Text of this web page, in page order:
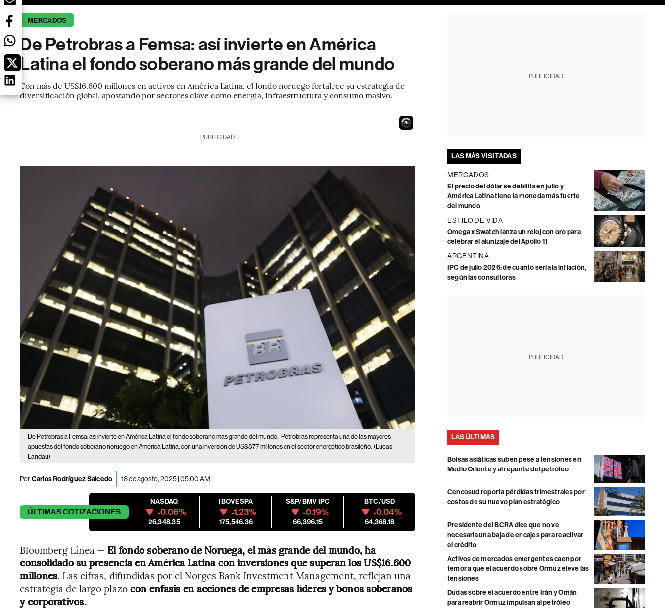
MERCADOS
De Petrobras a Femsa: así invierte en América
Latina el fondo soberano más grande del mundo
Con más de US$16.600 millones en activos en América Latina, el fondo noruego fortalece su estrategia de
diversificación global, apostando por sectores clave como energía, infraestructura y consumo masivo.
24
PUBLICIDAD
De Petrobras a Femsa: así invierte en América Latina el fondo soberano más grande del mundo. Petrobras representa una de las mayores
apuestas del fondo soberano noruego en América Latina, con una inversión de US$877 millones en el sector energético brasileño. (Lucas
Landau)
PorCarlos Rodríguez Salcedo 18 de agosto, 2025 | 05:00 AM
ÚLTIMASCOTIZACIONES
NASDAQ
-0.06%
26,348.35
IBOVESPA
-1.23%
175,546.36
S&P/BMV IPC
-0.19%
66,396.15
BTC/USD
-0.04%
64,368.18
Bloomberg Línea — El fondo soberano de Noruega, el más grande del mundo, ha
consolidado su presencia en América Latina con inversiones que superan los US$16.600
millones. Las cifras, difundidas por el Norges Bank Investment Management, reflejan una
estrategia de largo plazocon énfasis en acciones de empresas líderes y bonos soberanos
y corporativos.
PUBLICIDAD
LAS MÁS VISITADAS
MERCADOS
El precio del dólar se debilita en julio y
América Latina tiene la moneda más fuerte
del mundo
ESTILO DE VIDA
Omega x Swatch lanza un reloj con oro para
celebrar el alunizaje del Apollo 11
ARGENTINA
IPC de julio 2026: de cuánto sería la inflación,
según las consultoras
PUBLICIDAD
LAS ÚLTIMAS
Bolsas asiáticas suben pese a tensiones en
Medio Oriente y al repunte del petróleo
Cencosud reporta pérdidas trimestrales por
costos de su nuevo plan estratégico
Presidente del BCRA dice que no ve
necesaria una baja de encajes para reactivar
el crédito
Activos de mercados emergentes caen por
temor a que el acuerdo sobre Ormuz eleve las
tensiones
Dudas sobre el acuerdo entre Irán y Omán
para reabrir Ormuz impulsan al petróleo